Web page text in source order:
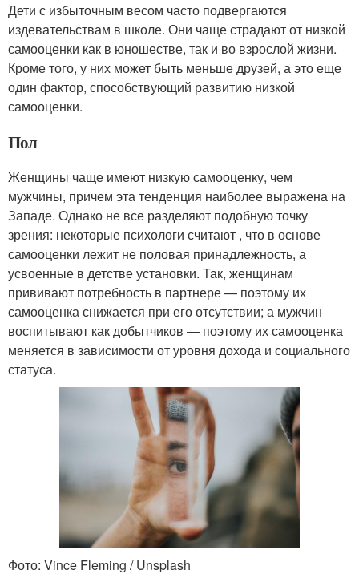
Дети с избыточным весом часто подвергаются
издевательствам в школе. Они чаще страдают от низкой
самооценки как в юношестве, так и во взрослой жизни.
Кроме того, у них может быть меньше друзей, а это еще
один фактор, способствующий развитию низкой
самооценки.
Пол
Женщины чаще имеют низкую самооценку, чем
мужчины, причем эта тенденция наиболее выражена на
Западе. Однако не все разделяют подобную точку
зрения: некоторые психологи считают , что в основе
самооценки лежит не половая принадлежность, а
усвоенные в детстве установки. Так, женщинам
прививают потребность в партнере — поэтому их
самооценка снижается при его отсутствии; а мужчин
воспитывают как добытчиков — поэтому их самооценка
меняется в зависимости от уровня дохода и социального
статуса.
Фото: Vince Fleming / Unsplash